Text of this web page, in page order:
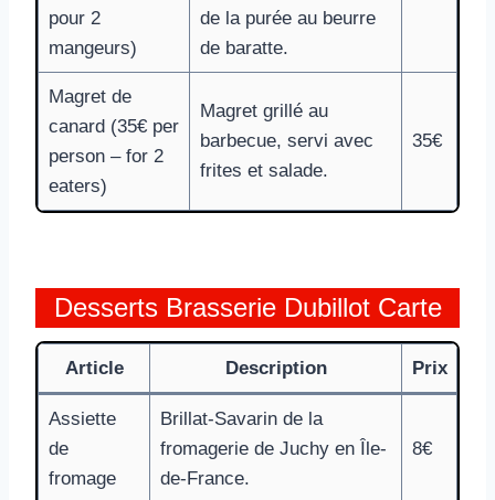
pour 2
mangeurs)
de la purée au beurre
de baratte.
Magret de
canard (35€ per
person – for 2
eaters)
Magret grillé au
barbecue, servi avec
frites et salade.
35€
Desserts Brasserie Dubillot Carte
Article Description Prix
Assiette
de
fromage
Brillat-Savarin de la
fromagerie de Juchy en Île-
de-France.
8€